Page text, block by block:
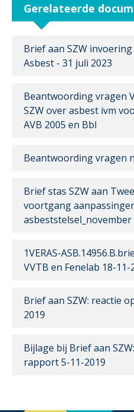
Gerelateerde
Brief aan SZW
Asbest - 31 juli 2023
Beantwoording vragen
SZW over asbest ivm
AVB 2005 en Bbl
Beantwoording vragen
Brief stas SZW aan
voortgang
asbeststelsel_november
1VERAS-
VVTB en Fenelab 18-11-
Brief aan SZW: reactie
2019
Bijlage bij Brief aan
rapport 5-11-2019